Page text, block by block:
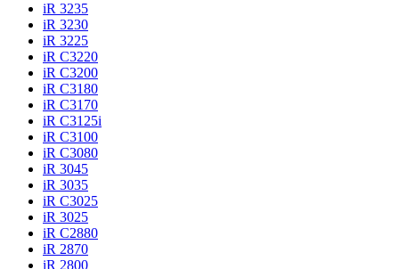
iR 3235
iR 3230
iR 3225
iR C3220
iR C3200
iR C3180
iR C3170
iR C3125i
iR C3100
iR C3080
iR 3045
iR 3035
iR C3025
iR 3025
iR C2880
iR 2870
iR 2800